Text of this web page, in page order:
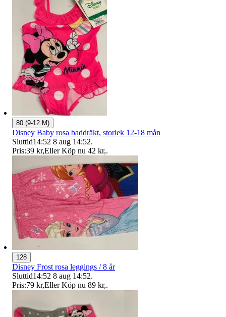
80 (9-12 M)
Disney Baby rosa baddräkt, storlek 12-18 mån
Sluttid14:52 8 aug 14:52.
Pris:39 kr,Eller Köp nu 42 kr,.
128
Disney Frost rosa leggings / 8 år
Sluttid14:52 8 aug 14:52.
Pris:79 kr,Eller Köp nu 89 kr,.